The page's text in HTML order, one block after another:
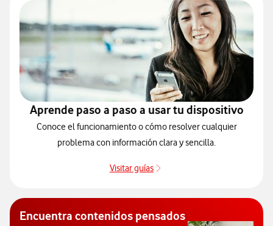
Aprende paso a paso a usar tu dispositivo
Conoce el funcionamiento o cómo resolver cualquier
problema con información clara y sencilla.
Visitar guías
Encuentra contenidos pensados